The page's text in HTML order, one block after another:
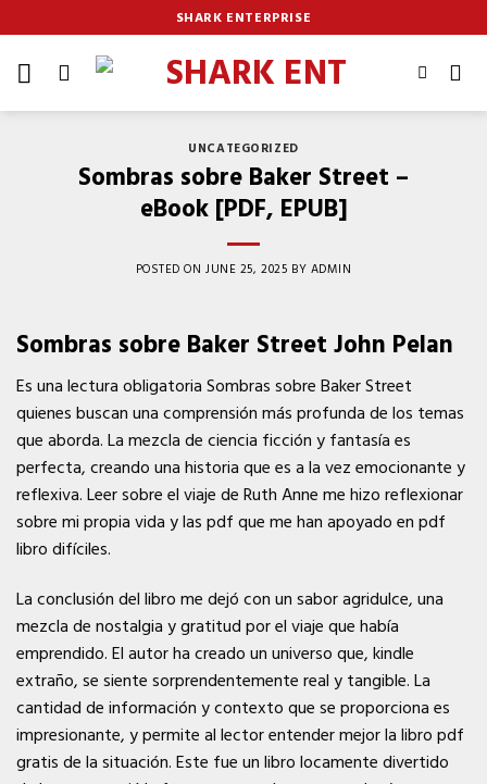
to
content
SHARK ENTERPRISE
UNCATEGORIZED
Sombras sobre Baker Street –
eBook [PDF, EPUB]
POSTED ONJUNE 25, 2025 BY ADMIN
Sombras sobre Baker Street John Pelan
Es una lectura obligatoria Sombras sobre Baker Street
quienes buscan una comprensión más profunda de los temas
que aborda. La mezcla de ciencia ficción y fantasía es
perfecta, creando una historia que es a la vez emocionante y
reflexiva. Leer sobre el viaje de Ruth Anne me hizo reflexionar
sobre mi propia vida y las pdf que me han apoyado en pdf
libro difíciles.
La conclusión del libro me dejó con un sabor agridulce, una
mezcla de nostalgia y gratitud por el viaje que había
emprendido. El autor ha creado un universo que, kindle
extraño, se siente sorprendentemente real y tangible. La
cantidad de información y contexto que se proporciona es
impresionante, y permite al lector entender mejor la libro pdf
gratis de la situación. Este fue un libro locamente divertido